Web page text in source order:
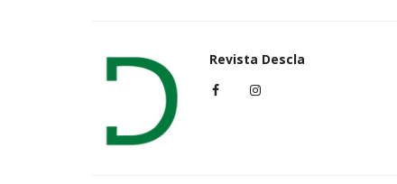
Revista Descla
Cultura